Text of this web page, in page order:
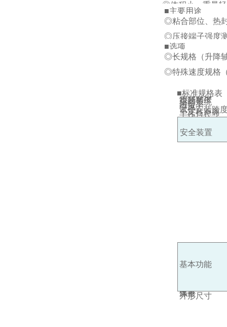
◎体积小、重量
◎称重传感器有
器。
此外，2量程型
■主要用途
◎粘合部位、热
◎压接端子强度
◎食品、药品等
■选项
◎长规格（升降
◎特殊速度规格
◎数据处理软件
■标准规格表
模型
最大负载
负载显示
负载精度
驱动系统
进给率
中风
试件安装跨
至支柱距离
工作台尺寸
安全装置
基本功能
（*2）
电源
体重
外形尺寸